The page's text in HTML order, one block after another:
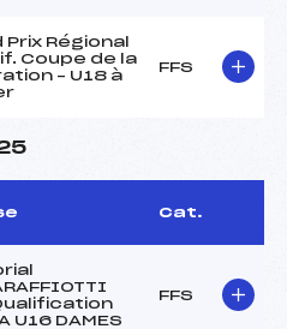
Prix Régional
Coupe de la
– U18 à
FFS
Cat.
U16 DAMES
FFS